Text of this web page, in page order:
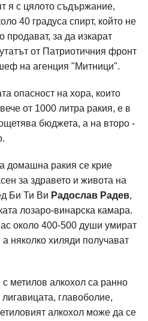
я с цялото съдържание,
40 градуса спирт, който не
продават, за да изкарат
от Патриотичния фронт
на агенция "Митници".
опасност на хора, които
от 1000 литра ракия, е в
бюджета, а на второ -
домашна ракия се крие
за здравето и живота на
Би Ти Ви Радослав Радев,
лозаро-винарска камара.
около 400-500 души умират
няколко хиляди получават
метилов алкохол са ранно
главоболие,
алкохол може да се